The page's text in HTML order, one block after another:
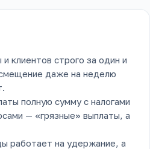
клиентов строго за один и
даже на неделю
полную сумму с налогами
— «грязные» выплаты, а
работает на удержание, а